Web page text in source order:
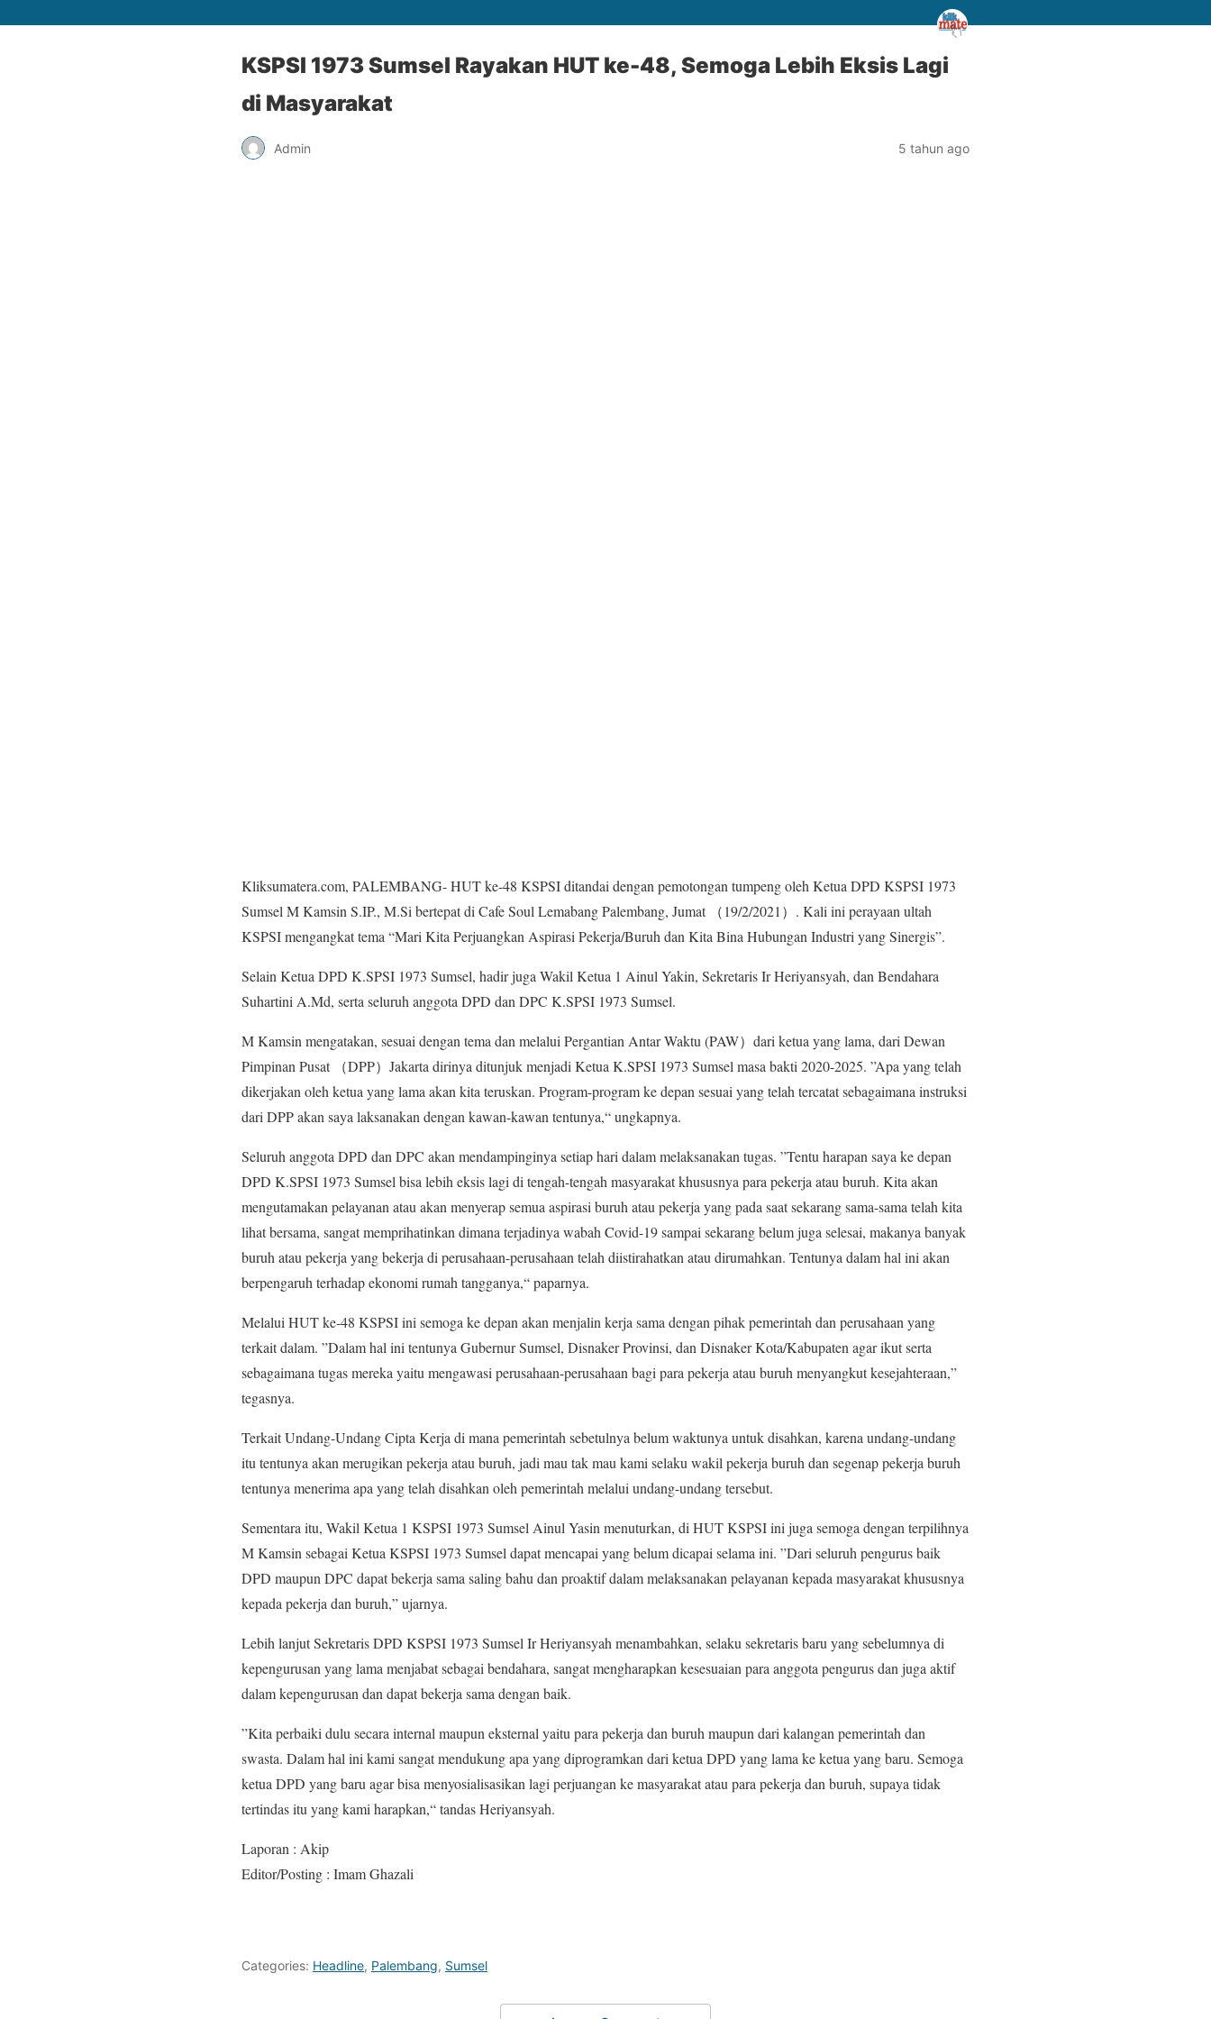
KSPSI 1973 Sumsel Rayakan HUT ke-48, Semoga Lebih Eksis Lagi
di Masyarakat
Admin 5 tahun ago
Kliksumatera.com, PALEMBANG- HUT ke-48 KSPSI ditandai dengan pemotongan tumpeng oleh Ketua DPD KSPSI 1973
Sumsel M Kamsin S.IP., M.Si bertepat di Cafe Soul Lemabang Palembang, Jumat （19/2/2021）. Kali ini perayaan ultah
KSPSI mengangkat tema “Mari Kita Perjuangkan Aspirasi Pekerja/Buruh dan Kita Bina Hubungan Industri yang Sinergis”.
Selain Ketua DPD K.SPSI 1973 Sumsel, hadir juga Wakil Ketua 1 Ainul Yakin, Sekretaris Ir Heriyansyah, dan Bendahara
Suhartini A.Md, serta seluruh anggota DPD dan DPC K.SPSI 1973 Sumsel.
M Kamsin mengatakan, sesuai dengan tema dan melalui Pergantian Antar Waktu (PAW）dari ketua yang lama, dari Dewan
Pimpinan Pusat （DPP）Jakarta dirinya ditunjuk menjadi Ketua K.SPSI 1973 Sumsel masa bakti 2020-2025. ”Apa yang telah
dikerjakan oleh ketua yang lama akan kita teruskan. Program-program ke depan sesuai yang telah tercatat sebagaimana instruksi
dari DPP akan saya laksanakan dengan kawan-kawan tentunya,“ ungkapnya.
Seluruh anggota DPD dan DPC akan mendampinginya setiap hari dalam melaksanakan tugas. ”Tentu harapan saya ke depan
DPD K.SPSI 1973 Sumsel bisa lebih eksis lagi di tengah-tengah masyarakat khususnya para pekerja atau buruh. Kita akan
mengutamakan pelayanan atau akan menyerap semua aspirasi buruh atau pekerja yang pada saat sekarang sama-sama telah kita
lihat bersama, sangat memprihatinkan dimana terjadinya wabah Covid-19 sampai sekarang belum juga selesai, makanya banyak
buruh atau pekerja yang bekerja di perusahaan-perusahaan telah diistirahatkan atau dirumahkan. Tentunya dalam hal ini akan
berpengaruh terhadap ekonomi rumah tangganya,“ paparnya.
Melalui HUT ke-48 KSPSI ini semoga ke depan akan menjalin kerja sama dengan pihak pemerintah dan perusahaan yang
terkait dalam. ”Dalam hal ini tentunya Gubernur Sumsel, Disnaker Provinsi, dan Disnaker Kota/Kabupaten agar ikut serta
sebagaimana tugas mereka yaitu mengawasi perusahaan-perusahaan bagi para pekerja atau buruh menyangkut kesejahteraan,”
tegasnya.
Terkait Undang-Undang Cipta Kerja di mana pemerintah sebetulnya belum waktunya untuk disahkan, karena undang-undang
itu tentunya akan merugikan pekerja atau buruh, jadi mau tak mau kami selaku wakil pekerja buruh dan segenap pekerja buruh
tentunya menerima apa yang telah disahkan oleh pemerintah melalui undang-undang tersebut.
Sementara itu, Wakil Ketua 1 KSPSI 1973 Sumsel Ainul Yasin menuturkan, di HUT KSPSI ini juga semoga dengan terpilihnya
M Kamsin sebagai Ketua KSPSI 1973 Sumsel dapat mencapai yang belum dicapai selama ini. ”Dari seluruh pengurus baik
DPD maupun DPC dapat bekerja sama saling bahu dan proaktif dalam melaksanakan pelayanan kepada masyarakat khususnya
kepada pekerja dan buruh,” ujarnya.
Lebih lanjut Sekretaris DPD KSPSI 1973 Sumsel Ir Heriyansyah menambahkan, selaku sekretaris baru yang sebelumnya di
kepengurusan yang lama menjabat sebagai bendahara, sangat mengharapkan kesesuaian para anggota pengurus dan juga aktif
dalam kepengurusan dan dapat bekerja sama dengan baik.
”Kita perbaiki dulu secara internal maupun eksternal yaitu para pekerja dan buruh maupun dari kalangan pemerintah dan
swasta. Dalam hal ini kami sangat mendukung apa yang diprogramkan dari ketua DPD yang lama ke ketua yang baru. Semoga
ketua DPD yang baru agar bisa menyosialisasikan lagi perjuangan ke masyarakat atau para pekerja dan buruh, supaya tidak
tertindas itu yang kami harapkan,“ tandas Heriyansyah.
Laporan : Akip
Editor/Posting : Imam Ghazali
Categories: Headline, Palembang, Sumsel